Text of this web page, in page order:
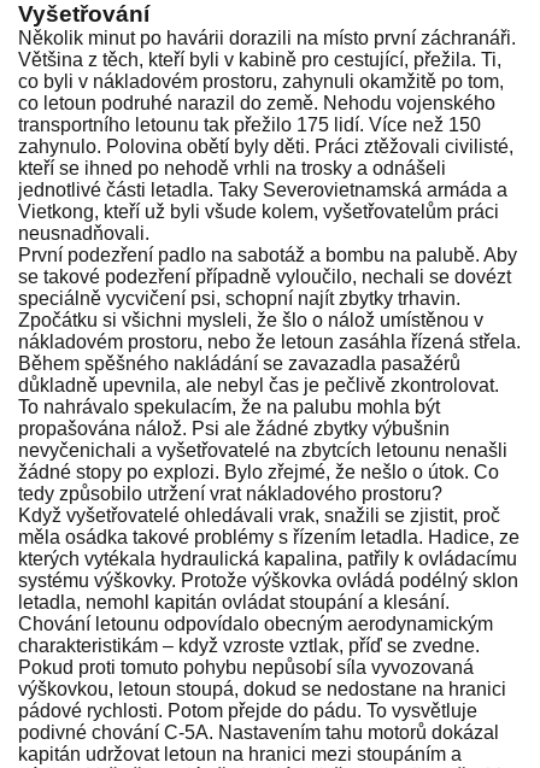
Vyšetřování
Několik minut po havárii dorazili na místo první záchranáři.
Většina z těch, kteří byli v kabině pro cestující, přežila. Ti,
co byli v nákladovém prostoru, zahynuli okamžitě po tom,
co letoun podruhé narazil do země. Nehodu vojenského
transportního letounu tak přežilo 175 lidí. Více než 150
zahynulo. Polovina obětí byly děti. Práci ztěžovali civilisté,
kteří se ihned po nehodě vrhli na trosky a odnášeli
jednotlivé části letadla. Taky Severovietnamská armáda a
Vietkong, kteří už byli všude kolem, vyšetřovatelům práci
neusnadňovali.
První podezření padlo na sabotáž a bombu na palubě. Aby
se takové podezření případně vyloučilo, nechali se dovézt
speciálně vycvičení psi, schopní najít zbytky trhavin.
Zpočátku si všichni mysleli, že šlo o nálož umístěnou v
nákladovém prostoru, nebo že letoun zasáhla řízená střela.
Během spěšného nakládání se zavazadla pasažérů
důkladně upevnila, ale nebyl čas je pečlivě zkontrolovat.
To nahrávalo spekulacím, že na palubu mohla být
propašována nálož. Psi ale žádné zbytky výbušnin
nevyčenichali a vyšetřovatelé na zbytcích letounu nenašli
žádné stopy po explozi. Bylo zřejmé, že nešlo o útok. Co
tedy způsobilo utržení vrat nákladového prostoru?
Když vyšetřovatelé ohledávali vrak, snažili se zjistit, proč
měla osádka takové problémy s řízením letadla. Hadice, ze
kterých vytékala hydraulická kapalina, patřily k ovládacímu
systému výškovky. Protože výškovka ovládá podélný sklon
letadla, nemohl kapitán ovládat stoupání a klesání.
Chování letounu odpovídalo obecným aerodynamickým
charakteristikám – když vzroste vztlak, příď se zvedne.
Pokud proti tomuto pohybu nepůsobí síla vyvozovaná
výškovkou, letoun stoupá, dokud se nedostane na hranici
pádové rychlosti. Potom přejde do pádu. To vysvětluje
podivné chování C-5A. Nastavením tahu motorů dokázal
kapitán udržovat letoun na hranici mezi stoupáním a